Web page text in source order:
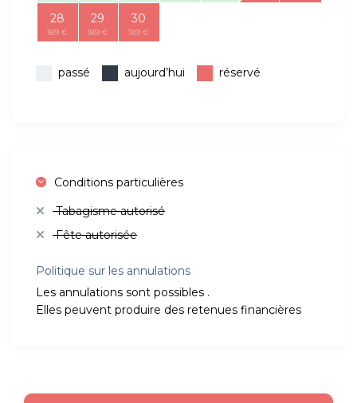
28
189 €
29
189 €
30
189 €
passé aujourd’hui réservé
Conditions particulières
Tabagisme autorisé
Fête autorisée
Politique sur les annulations
Les annulations sont possibles .
Elles peuvent produire des retenues financières